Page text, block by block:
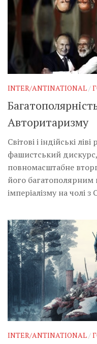
INTER/ANTINATIONAL/
Авторитаризму
Світові і індійські
фашистський
повномасштабне
його
імперіалізму на чолі
INTER/ANTINATIONAL/